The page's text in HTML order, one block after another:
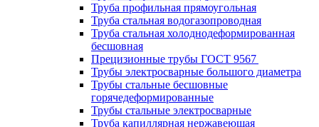
Труба профильная прямоугольная
Труба стальная водогазопроводная
Труба стальная холоднодеформированная
бесшовная
Прецизионные трубы ГОСТ 9567
Трубы электросварные большого диаметра
Трубы стальные бесшовные
горячедеформированные
Трубы стальные электросварные
Труба капиллярная нержавеющая